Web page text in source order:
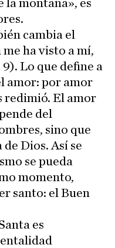
la montaña», es
cambia el
ha visto a mí,
Lo que define a
amor: por amor
redimió. El amor
del
sino que
Dios. Así se
se pueda
momento,
santo: el Buen
es